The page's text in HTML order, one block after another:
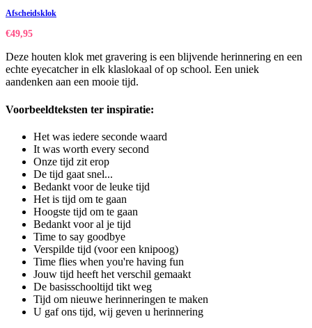
Afscheidsklok
€49,95
Deze houten klok met gravering is een blijvende herinnering en een
echte eyecatcher in elk klaslokaal of op school. Een uniek
aandenken aan een mooie tijd.
Voorbeeldteksten ter inspiratie:
Het was iedere seconde waard
It was worth every second
Onze tijd zit erop
De tijd gaat snel...
Bedankt voor de leuke tijd
Het is tijd om te gaan
Hoogste tijd om te gaan
Bedankt voor al je tijd
Time to say goodbye
Verspilde tijd (voor een knipoog)
Time flies when you're having fun
Jouw tijd heeft het verschil gemaakt
De basisschooltijd tikt weg
Tijd om nieuwe herinneringen te maken
U gaf ons tijd, wij geven u herinnering